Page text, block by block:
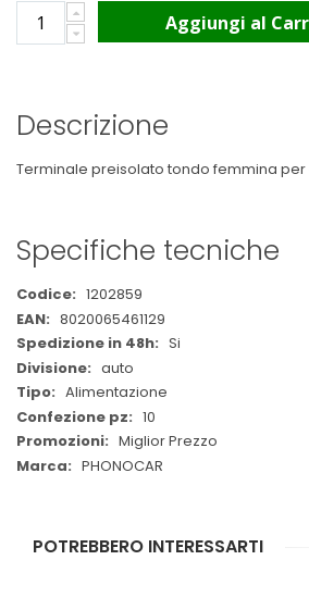
Aggiungi al
Descrizione
Terminale preisolato tondo femmina per
Specifiche tecniche
Maggiori
Informazioni
1202859
8020065461129
Si
auto
Alimentazione
10
Miglior Prezzo
PHONOCAR
POTREBBERO INTERESSARTI